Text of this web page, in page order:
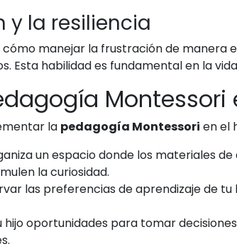
y la resiliencia
cómo manejar la frustración de
Esta habilidad es fundamental en la
Montessori
la pedagogía Montessori en el
un espacio donde los materiales
la curiosidad.
las preferencias de aprendizaje de
hijo oportunidades para tomar